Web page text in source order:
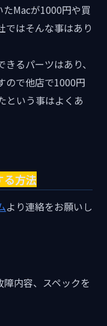
Macが1000円や買
ではそんな事はあり
るパーツはあり、
ので他店で1000円
という事はよくあ
る方法
より連絡をお願いし
内容、スペックを